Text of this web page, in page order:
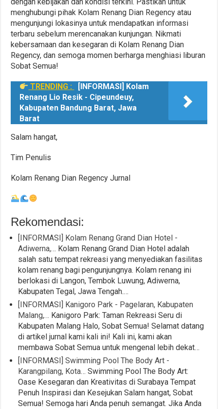
menghubungi pihak Kolam Renang Dian Regency atau
mengunjungi lokasinya untuk mendapatkan informasi
terbaru sebelum merencanakan kunjungan. Nikmati
kebersamaan dan kesegaran di Kolam Renang Dian
Regency, dan semoga momen berharga menghiasi liburan
Sobat Semua!
TRENDING :
[INFORMASI] Kolam
Renang Lio Resik - Cipeundeuy,
Kabupaten Bandung Barat, Jawa
Barat
Salam hangat,
Tim Penulis
Kolam Renang Dian Regency Jurnal
Rekomendasi:
[INFORMASI] Kolam Renang Grand Dian Hotel -
Adiwerna,… Kolam Renang Grand Dian Hotel adalah
salah satu tempat rekreasi yang menyediakan fasilitas
kolam renang bagi pengunjungnya. Kolam renang ini
berlokasi di Langon, Tembok Luwung, Adiwerna,
Kabupaten Tegal, Jawa Tengah.…
[INFORMASI] Kanigoro Park - Pagelaran, Kabupaten
Malang,… Kanigoro Park: Taman Rekreasi Seru di
Kabupaten Malang Halo, Sobat Semua! Selamat datang
di artikel jurnal kami kali ini! Kali ini, kami akan
membawa Sobat Semua untuk mengenal lebih dekat…
[INFORMASI] Swimming Pool The Body Art -
Karangpilang, Kota… Swimming Pool The Body Art:
Oase Kesegaran dan Kreativitas di Surabaya Tempat
Penuh Inspirasi dan Kesejukan Salam hangat, Sobat
Semua! Semoga hari Anda penuh semangat. Jika Anda